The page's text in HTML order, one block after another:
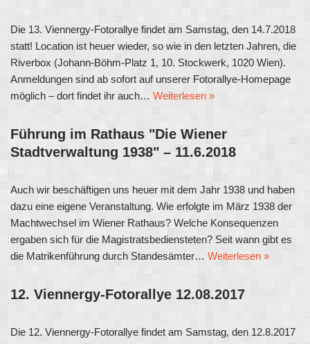
Die 13. Viennergy-Fotorallye findet am Samstag, den 14.7.2018
statt! Location ist heuer wieder, so wie in den letzten Jahren, die
Riverbox (Johann-Böhm-Platz 1, 10. Stockwerk, 1020 Wien).
Anmeldungen sind ab sofort auf unserer Fotorallye-Homepage
möglich – dort findet ihr auch… Weiterlesen »
Führung im Rathaus "Die Wiener
Stadtverwaltung 1938" – 11.6.2018
Auch wir beschäftigen uns heuer mit dem Jahr 1938 und haben
dazu eine eigene Veranstaltung. Wie erfolgte im März 1938 der
Machtwechsel im Wiener Rathaus? Welche Konsequenzen
ergaben sich für die Magistratsbediensteten? Seit wann gibt es
die Matrikenführung durch Standesämter… Weiterlesen »
12. Viennergy-Fotorallye 12.08.2017
Die 12. Viennergy-Fotorallye findet am Samstag, den 12.8.2017